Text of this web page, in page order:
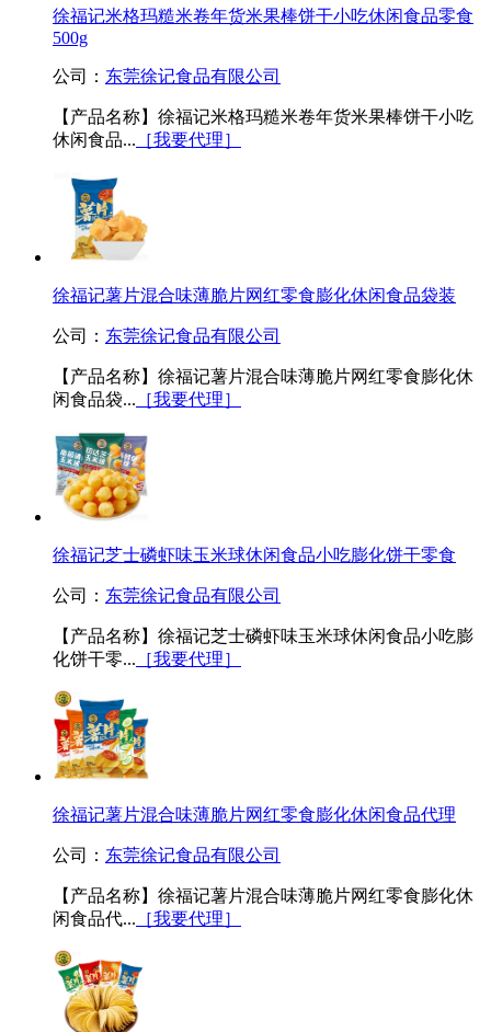
徐福记米格玛糙米卷年货米果棒饼干小吃休闲食品零食
500g
公司： 东莞徐记食品有限公司
【产品名称】徐福记米格玛糙米卷年货米果棒饼干小吃
休闲食品... ［我要代理］
徐福记薯片混合味薄脆片网红零食膨化休闲食品袋装
公司： 东莞徐记食品有限公司
【产品名称】徐福记薯片混合味薄脆片网红零食膨化休
闲食品袋... ［我要代理］
徐福记芝士磷虾味玉米球休闲食品小吃膨化饼干零食
公司： 东莞徐记食品有限公司
【产品名称】徐福记芝士磷虾味玉米球休闲食品小吃膨
化饼干零... ［我要代理］
徐福记薯片混合味薄脆片网红零食膨化休闲食品代理
公司： 东莞徐记食品有限公司
【产品名称】徐福记薯片混合味薄脆片网红零食膨化休
闲食品代... ［我要代理］